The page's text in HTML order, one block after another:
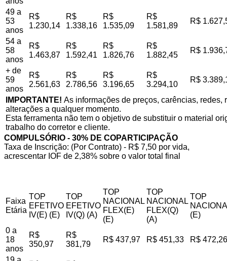
49 a
53
anos
R$
1.230,14
R$
1.338,16
R$
1.535,09
R$
1.581,89
R$
54 a
58
anos
R$
1.463,87
R$
1.592,41
R$
1.826,76
R$
1.882,45
R$
+ de
59
anos
R$
2.561,63
R$
2.786,56
R$
3.196,65
R$
3.294,10
R$
IMPORTANTE! As informações de preços, carências,
alterações a qualquer momento.
Esta ferramenta não tem o objetivo de substituir o material
trabalho do corretor e cliente.
COMPULSÓRIO - 30% DE COPARTICIPAÇÃO
Taxa de Inscrição: (Por Contrato) - R$ 7,50 por vida,
acrescentar IOF de 2,38% sobre o valor total final
Faixa
Etária
TOP
EFETIVO
IV(E) (E)
TOP
EFETIVO
IV(Q) (A)
TOP
NACIONAL
FLEX(E)
(E)
TOP
NACIONAL
FLEX(Q)
(A)
TOP
(E)
0 a
18
anos
R$
350,97
R$
381,79
R$ 437,97 R$ 451,33 R$ 472,26